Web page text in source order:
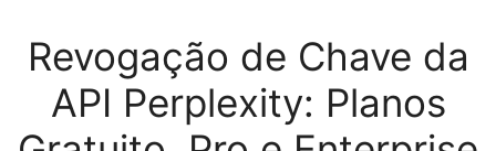
Revogação de Chave da
API Perplexity: Planos